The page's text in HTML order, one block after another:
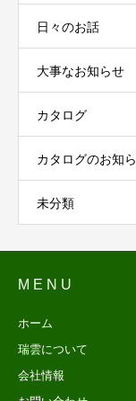
日々のお話
大事なお知らせ
カタログ
カタログのお知
未分類
M E N U
ホーム
瑞雲について
会社情報